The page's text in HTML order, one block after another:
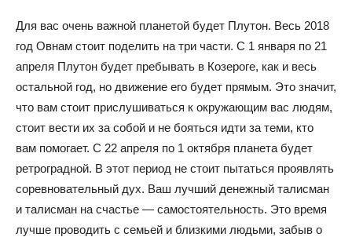
Для вас очень важной планетой будет Плутон. Весь 2018
год Овнам стоит поделить на три части. С 1 января по 21
апреля Плутон будет пребывать в Козероге, как и весь
остальной год, но движение его будет прямым. Это значит,
что вам стоит прислушиваться к окружающим вас людям,
стоит вести их за собой и не бояться идти за теми, кто
вам помогает. С 22 апреля по 1 октября планета будет
ретроградной. В этот период не стоит пытаться проявлять
соревновательный дух. Ваш лучший денежный талисман
и талисман на счастье — самостоятельность. Это время
лучше проводить с семьей и близкими людьми, забыв о